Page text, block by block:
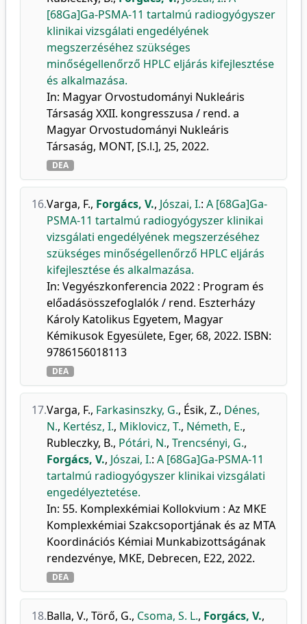
[68Ga]Ga-PSMA-11 tartalmú radiogyógyszer
klinikai vizsgálati engedélyének
megszerzéséhez szükséges
minőségellenőrző HPLC eljárás kifejlesztése
és alkalmazása.
In: Magyar Orvostudományi Nukleáris
Társaság XXII. kongresszusa / rend. a
Magyar Orvostudományi Nukleáris
Társaság, MONT, [S.l.], 25, 2022.
DEA
16.Varga, F., Forgács, V., Jószai, I.: A [68Ga]Ga-
PSMA-11 tartalmú radiogyógyszer klinikai
vizsgálati engedélyének megszerzéséhez
szükséges minőségellenőrző HPLC eljárás
kifejlesztése és alkalmazása.
In: Vegyészkonferencia 2022 : Program és
előadásösszefoglalók / rend. Eszterházy
Károly Katolikus Egyetem, Magyar
Kémikusok Egyesülete, Eger, 68, 2022. ISBN:
9786156018113
DEA
17.Varga, F., Farkasinszky, G., Ésik, Z., Dénes,
N., Kertész, I., Miklovicz, T., Németh, E.,
Rubleczky, B., Pótári, N., Trencsényi, G.,
Forgács, V., Jószai, I.: A [68Ga]Ga-PSMA-11
tartalmú radiogyógyszer klinikai vizsgálati
engedélyeztetése.
In: 55. Komplexkémiai Kollokvium : Az MKE
Komplexkémiai Szakcsoportjának és az MTA
Koordinációs Kémiai Munkabizottságának
rendezvénye, MKE, Debrecen, E22, 2022.
DEA
18.Balla, V., Törő, G., Csoma, S. L., Forgács, V.,